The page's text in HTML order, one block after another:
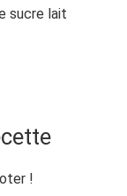
sucre lait
!